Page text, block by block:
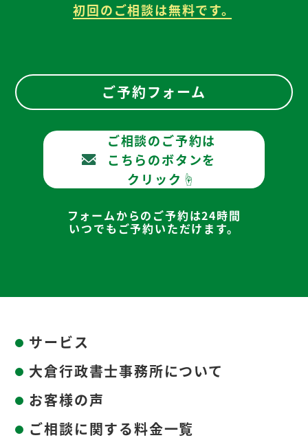
初回のご相談は無料です。
ご予約フォーム
ご相談のご予約は
こちらのボタンを
クリック☝
フォームからのご予約は24時間
いつでもご予約いただけます。
サービス
大倉行政書士事務所について
お客様の声
ご相談に関する料金一覧